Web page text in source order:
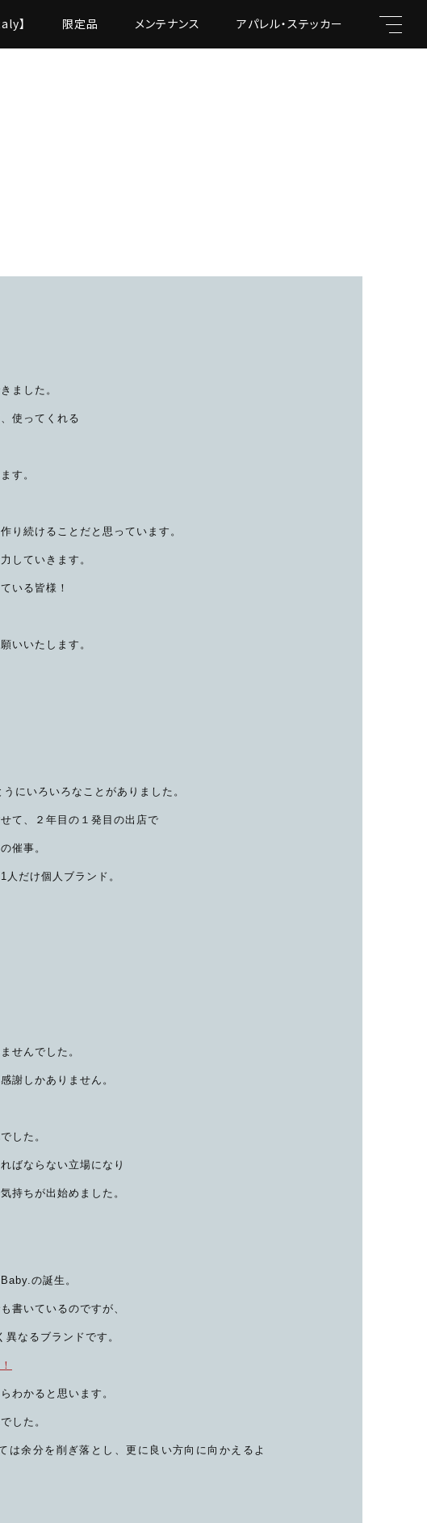
】 限定品 メンテナンス アパレル・ステッカー
ました。
使ってくれる
す。
り続けることだと思っています。
していきます。
いる皆様！
いいたします。
にいろいろなことがありました。
て、２年目の１発目の出店で
催事。
だけ個人ブランド。
せんでした。
謝しかありません。
した。
ばならない立場になり
持ちが出始めました。
の誕生。
書いているのですが、
なるブランドです。
わかると思います。
した。
は余分を削ぎ落とし、更に良い方向に向かえるよ